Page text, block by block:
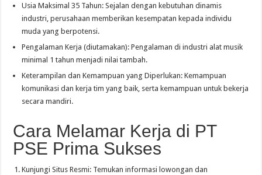
Usia Maksimal 35 Tahun: Sejalan dengan kebutuhan dinamis
industri, perusahaan memberikan kesempatan kepada individu
muda yang berpotensi.
Pengalaman Kerja (diutamakan): Pengalaman di industri alat musik
minimal 1 tahun menjadi nilai tambah.
Keterampilan dan Kemampuan yang Diperlukan: Kemampuan
komunikasi dan kerja tim yang baik, serta kemampuan untuk bekerja
secara mandiri.
Cara Melamar Kerja di PT
PSE Prima Sukses
Kunjungi Situs Resmi: Temukan informasi lowongan dan